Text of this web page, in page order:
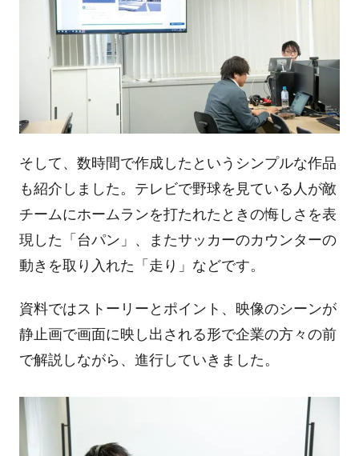
そして、数時間で作成したというシンプルな作品
も紹介しました。テレビで野球を見ている人が敵
チームにホームランを打たれたときの悔しさを表
現した「台パン」、またサッカーのカウンターの
動きを取り入れた「走り」などです。
資料ではストーリーとポイント、映像のシーンが
静止画で画面に映し出される形で企業の方々の前
で解説しながら、進行していきました。